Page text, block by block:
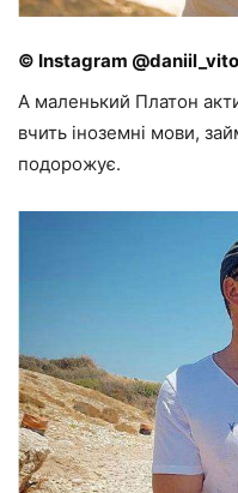
© Instagram
А маленький Платон
вчить іноземні мови,
подорожує.